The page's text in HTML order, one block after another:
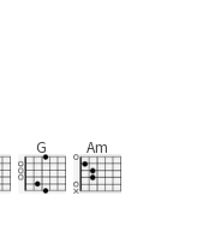
G Am